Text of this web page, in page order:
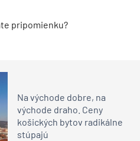
pripomienku?
Na východe dobre, na
východe draho. Ceny
košických bytov radikálne
stúpajú